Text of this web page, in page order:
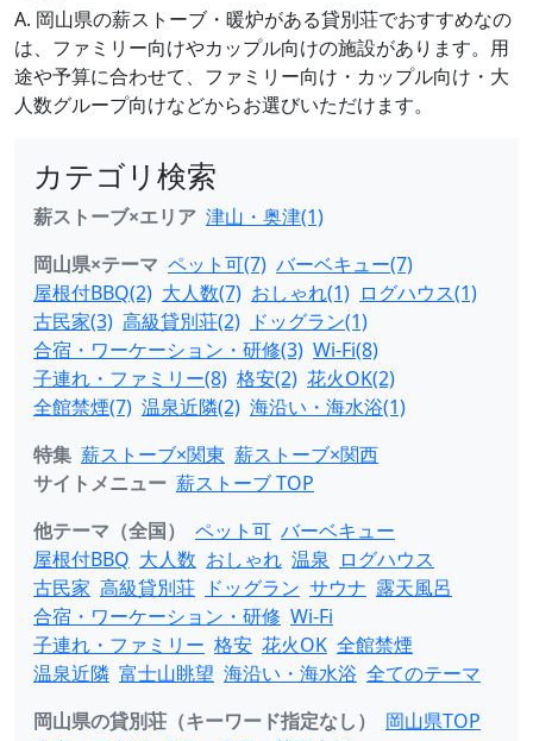
A. 岡山県の薪ストーブ・暖炉がある貸別荘でおすすめなの
は、ファミリー向けやカップル向けの施設があります。用
途や予算に合わせて、ファミリー向け・カップル向け・大
人数グループ向けなどからお選びいただけます。
カテゴリ検索
薪ストーブ×エリア 津山・奥津(1)
岡山県×テーマ ペット可(7) バーベキュー(7)
屋根付BBQ(2) 大人数(7) おしゃれ(1) ログハウス(1)
古民家(3) 高級貸別荘(2) ドッグラン(1)
合宿・ワーケーション・研修(3) Wi-Fi(8)
子連れ・ファミリー(8) 格安(2) 花火OK(2)
全館禁煙(7) 温泉近隣(2) 海沿い・海水浴(1)
特集 薪ストーブ×関東 薪ストーブ×関西
サイトメニュー 薪ストーブ TOP
他テーマ（全国）
ペット可 バーベキュー
屋根付BBQ 大人数 おしゃれ 温泉 ログハウス
古民家 高級貸別荘 ドッグラン サウナ 露天風呂
合宿・ワーケーション・研修 Wi-Fi
子連れ・ファミリー 格安 花火OK 全館禁煙
温泉近隣 富士山眺望 海沿い・海水浴 全てのテーマ
岡山県の貸別荘（キーワード指定なし）
岡山県TOP